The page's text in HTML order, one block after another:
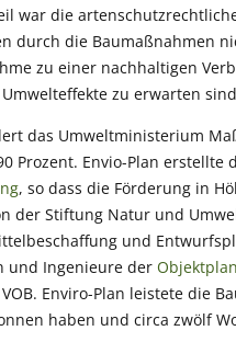
war die
durch die Baumaßnahmen
zu einer nachhaltigen
zu erwarten
das Umweltministerium
Prozent. Envio-Plan
, so dass die Förderung in
der Stiftung Natur und
und
und Ingenieure der
Enviro-Plan leistete die
haben und circa zwölf